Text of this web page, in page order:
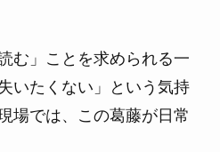
む」ことを求められる一
いたくない」という気持
場では、この葛藤が日常